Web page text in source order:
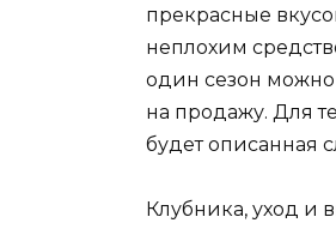
прекрасные
неплохим
один сезон можно
на продажу. Для
будет описанная
Клубника, уход и